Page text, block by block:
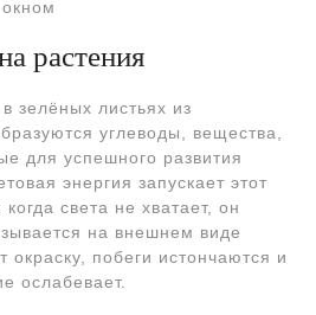
растения
зелёных листьях из
углеводы, вещества,
для успешного развития
энергия запускает этот
света не хватает, он
на внешнем виде
окраску, побеги истончаются и
ослабевает.